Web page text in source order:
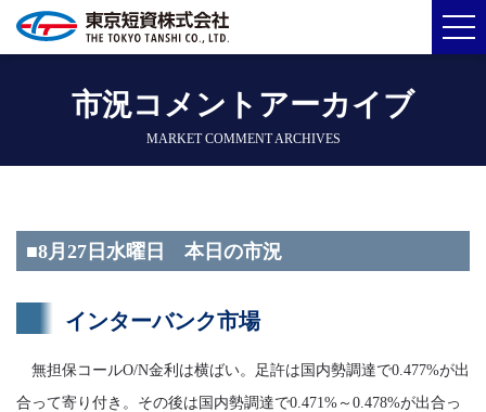
市況コメントアーカイブ
MARKET COMMENT ARCHIVES
■8月27日水曜日 本日の市況
インターバンク市場
無担保コールO/N金利は横ばい。足許は国内勢調達で0.477%が出
合って寄り付き。その後は国内勢調達で0.471%～0.478%が出合っ